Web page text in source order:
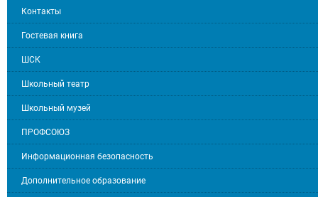
Контакты
Гостевая книга
ШСК
Школьный театр
Школьный музей
ПРОФСОЮЗ
Информационная безопасность
Дополнительное образование